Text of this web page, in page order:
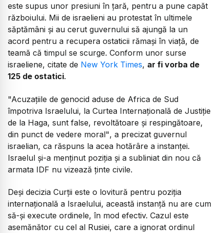
este supus unor presiuni în țară, pentru a pune capăt
războiului. Mii de israelieni au protestat în ultimele
săptămâni și au cerut guvernului să ajungă la un
acord pentru a recupera ostaticii rămași în viață, de
teamă că timpul se scurge. Conform unor surse
israeliene, citate de New York Times, ar fi vorba de
125 de ostatici.
"Acuzațiile de genocid aduse de Africa de Sud
împotriva Israelului, la Curtea Internațională de Justiție
de la Haga, sunt false, revoltătoare și respingătoare,
din punct de vedere moral", a precizat guvernul
israelian, ca răspuns la acea hotărâre a instanței.
Israelul și-a menținut poziția și a subliniat din nou că
armata IDF nu vizează ținte civile.
Deși decizia Curții este o lovitură pentru poziția
internațională a Israelului, această instanță nu are cum
să-și execute ordinele, în mod efectiv. Cazul este
asemănător cu cel al Rusiei, care a ignorat ordinul